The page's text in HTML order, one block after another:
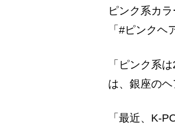
ピンク系カ
「#ピンク
「ピンク系
は、銀座の
「最近、K-